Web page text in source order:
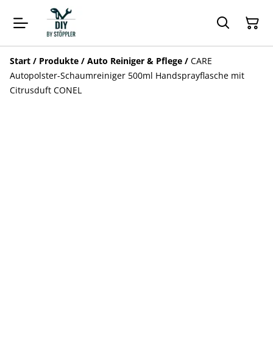
Start / Produkte / Auto Reiniger & Pflege / CARE
Autopolster-Schaumreiniger 500ml Handsprayflasche mit
Citrusduft CONEL